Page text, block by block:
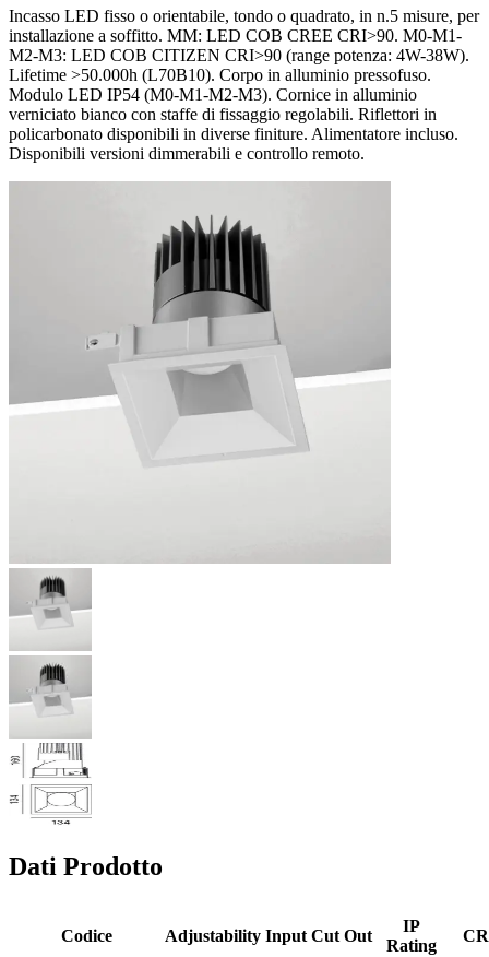
Incasso LED fisso o orientabile, tondo o quadrato, in n.5 misure, per
installazione a soffitto. MM: LED COB CREE CRI>90. M0-M1-
M2-M3: LED COB CITIZEN CRI>90 (range potenza: 4W-38W).
Lifetime >50.000h (L70B10). Corpo in alluminio pressofuso.
Modulo LED IP54 (M0-M1-M2-M3). Cornice in alluminio
verniciato bianco con staffe di fissaggio regolabili. Riflettori in
policarbonato disponibili in diverse finiture. Alimentatore incluso.
Disponibili versioni dimmerabili e controllo remoto.
Dati Prodotto
Codice Adjustability Input Cut Out
IP
Rating